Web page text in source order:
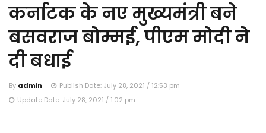
कर्नाटक के नए मुख्यमंत्री बने
बसवराज बोम्मई, पीएम मोदी ने
दी बधाई
By admin
Publish Date: July 28, 2021 / 12:53 pm
Update Date: July 28, 2021 / 1:02 pm